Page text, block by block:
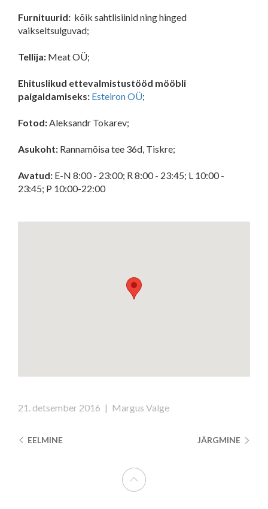
Furnituurid: kõik sahtlisiinid ning hinged
vaikseltsulguvad;
Tellija: Meat OÜ;
Ehituslikud ettevalmistustööd mööbli
paigaldamiseks: Esteiron OÜ;
Fotod:Aleksandr Tokarev;
Asukoht: Rannamõisa tee 36d, Tiskre;
Avatud: E-N 8:00 - 23:00; R 8:00 - 23:45; L 10:00 -
23:45; P 10:00-22:00
21. detsember 2016 | Margus Valge
JÄRGMINE
EELMINE